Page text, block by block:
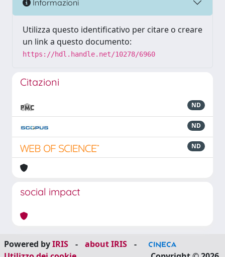
Informazioni
Utilizza questo identificativo per citare o creare
un link a questo documento:
https://hdl.handle.net/10278/6960
Citazioni
ND
ND
ND
social impact
Powered byIRIS - about IRIS
-